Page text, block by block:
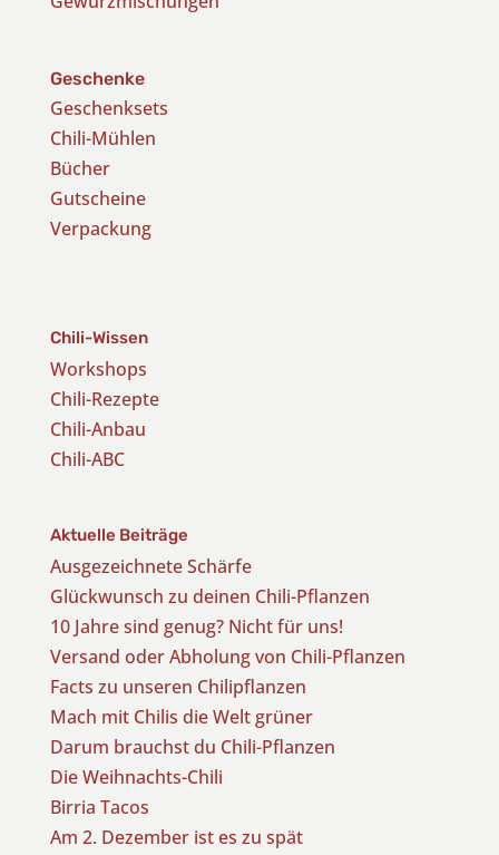
Geschenke
Geschenksets
Chili-Mühlen
Bücher
Gutscheine
Verpackung
Chili-Wissen
Workshops
Chili-Rezepte
Chili-Anbau
Chili-ABC
Aktuelle Beiträge
Ausgezeichnete Schärfe
Glückwunsch zu deinen Chili-Pflanzen
10 Jahre sind genug? Nicht für uns!
Versand oder Abholung von Chili-Pflanzen
Facts zu unseren Chilipflanzen
Mach mit Chilis die Welt grüner
Darum brauchst du Chili-Pflanzen
Die Weihnachts-Chili
Birria Tacos
Am 2. Dezember ist es zu spät